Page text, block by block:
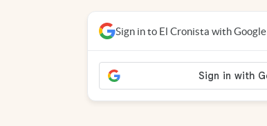
Sign in to El Cronista with Google